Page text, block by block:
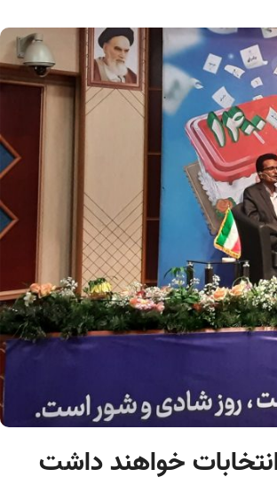
خواهند داشت